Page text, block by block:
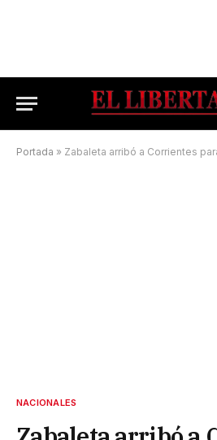
Portada » Zabaleta arribó a Corrientes para sumarse
NACIONALES